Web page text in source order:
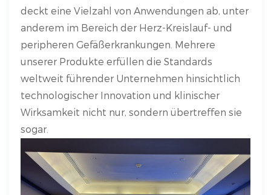
deckt eine Vielzahl von Anwendungen ab, unter
anderem im Bereich der Herz-Kreislauf- und
peripheren Gefäßerkrankungen. Mehrere
unserer Produkte erfüllen die Standards
weltweit führender Unternehmen hinsichtlich
technologischer Innovation und klinischer
Wirksamkeit nicht nur, sondern übertreffen sie
sogar.